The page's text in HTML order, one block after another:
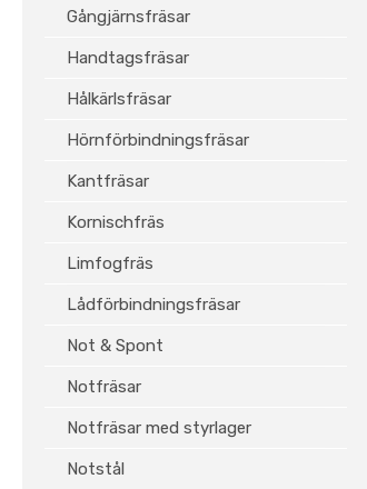
Gångjärnsfräsar
Handtagsfräsar
Hålkärlsfräsar
Hörnförbindningsfräsar
Kantfräsar
Kornischfräs
Limfogfräs
Lådförbindningsfräsar
Not & Spont
Notfräsar
Notfräsar med styrlager
Notstål